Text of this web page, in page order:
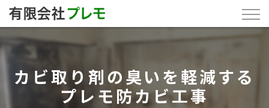
カビ取り剤の臭いを軽減する
プレモ防カビ工事